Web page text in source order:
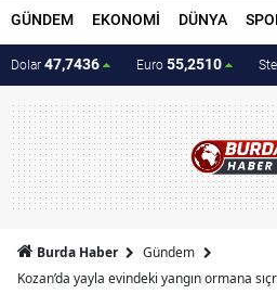
GÜNDEM EKONOMİ DÜNYA
Dolar 47,7436 Euro 55,2510
Burda Haber
Gündem
Kozan’da yayla evindeki yangın ormana